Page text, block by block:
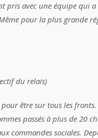
pris avec une équipe qui
pour la plus grande
du relais)
être sur tous les
passés à plus de 20
commandes sociales.